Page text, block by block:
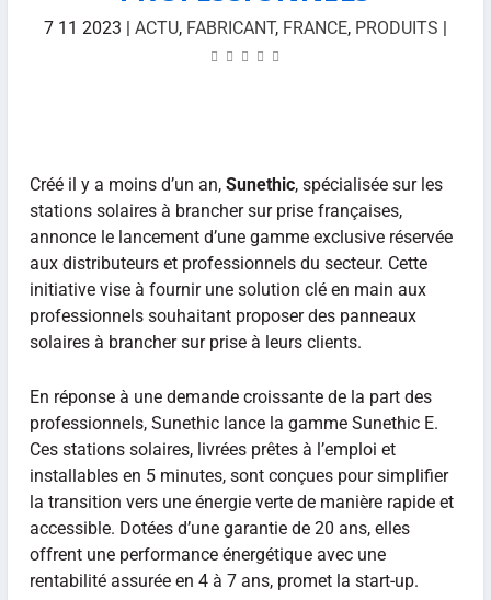
7 11 2023 | ACTU, FABRICANT, FRANCE, PRODUITS |
Créé il y a moins d’un an, Sunethic, spécialisée sur les
stations solaires à brancher sur prise françaises,
annonce le lancement d’une gamme exclusive réservée
aux distributeurs et professionnels du secteur. Cette
initiative vise à fournir une solution clé en main aux
professionnels souhaitant proposer des panneaux
solaires à brancher sur prise à leurs clients.
En réponse à une demande croissante de la part des
professionnels, Sunethic lance la gamme Sunethic E.
Ces stations solaires, livrées prêtes à l’emploi et
installables en 5 minutes, sont conçues pour simplifier
la transition vers une énergie verte de manière rapide et
accessible. Dotées d’une garantie de 20 ans, elles
offrent une performance énergétique avec une
rentabilité assurée en 4 à 7 ans, promet la start-up.